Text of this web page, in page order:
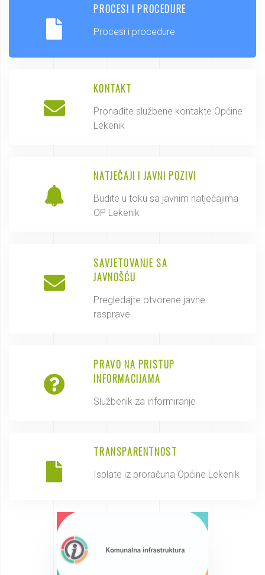
PROCESI I PROCEDURE
Procesi i procedure
KONTAKT
Pronađite službene kontakte Općine
Lekenik
NATJEČAJI I JAVNI POZIVI
Budite u toku sa javnim natječajima
OP Lekenik
SAVJETOVANJE SA
JAVNOŠĆU
Pregledajte otvorene javne
rasprave
PRAVO NA PRISTUP
INFORMACIJAMA
Službenik za informiranje
TRANSPARENTNOST
Isplate iz proračuna Općine Lekenik